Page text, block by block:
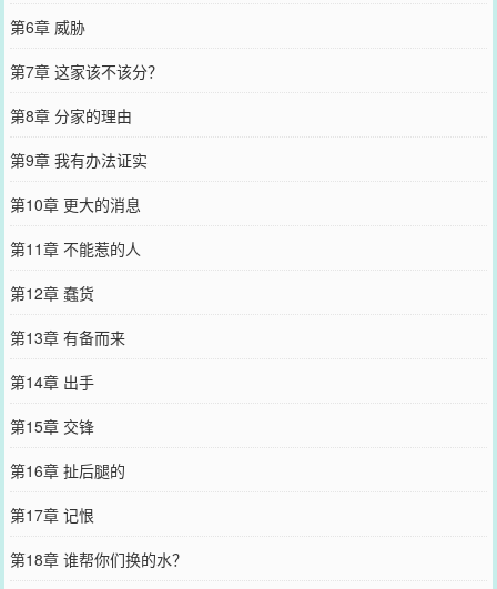
第6章 威胁
第7章 这家该不该分？
第8章 分家的理由
第9章 我有办法证实
第10章 更大的消息
第11章 不能惹的人
第12章 蠢货
第13章 有备而来
第14章 出手
第15章 交锋
第16章 扯后腿的
第17章 记恨
第18章 谁帮你们换的水？